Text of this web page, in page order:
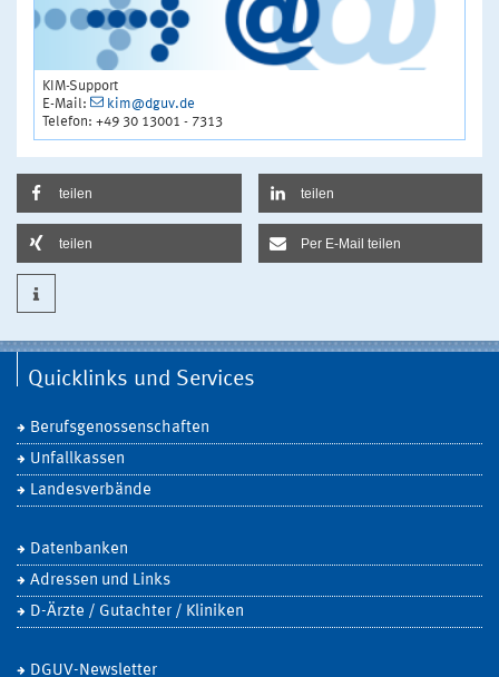
KIM-Support
E-Mail:
kim@dguv.de
Telefon: +49 30 13001 - 7313
teilen teilen
teilen Per E-Mail teilen
Quicklinks und Services
Berufsgenossenschaften
Unfallkassen
Landesverbände
Datenbanken
Adressen und Links
D-Ärzte / Gutachter / Kliniken
DGUV-Newsletter